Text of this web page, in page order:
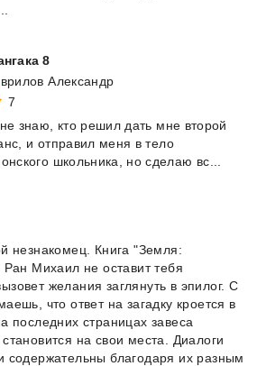
8
Александр
7
не знаю, кто решил дать мне второй
и отправил меня в тело
школьника, но сделаю вс...
незнакомец. Книга "Земля:
Михаил не оставит тебя
желания заглянуть в эпилог. С
что ответ на загадку кроется в
последних страницах завеса
на свои места. Диалоги
содержательны благодаря их разным